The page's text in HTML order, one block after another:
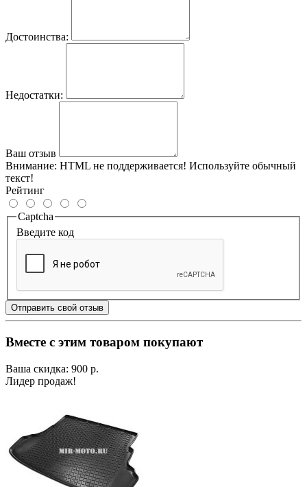
Достоинства:
Недостатки:
Ваш отзыв
Внимание: HTML не поддерживается! Используйте обычный
текст!
Рейтинг
Captcha
Введите код
Отправить свой отзыв
Вместе с этим товаром покупают
Ваша скидка: 900 р.
Лидер продаж!